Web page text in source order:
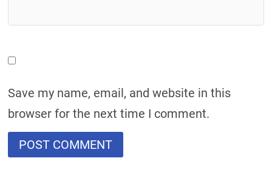
Save my name, email, and website in this
browser for the next time I comment.